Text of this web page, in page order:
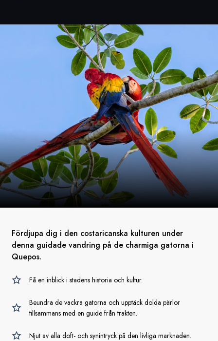
Fördjupa dig i den costaricanska kulturen under
denna guidade vandring på de charmiga gatorna i
Quepos.
Få en inblick i stadens historia och kultur.
Beundra de vackra gatorna och upptäck dolda pärlor
tillsammans med en guide från trakten.
Njut av alla doft- och synintryck på den livliga marknaden.